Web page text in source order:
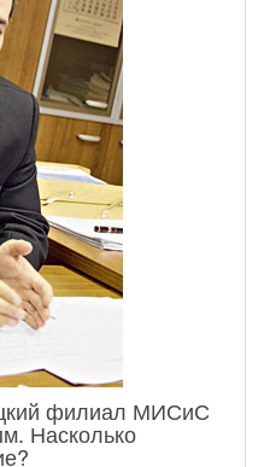
филиал МИСиС
Насколько